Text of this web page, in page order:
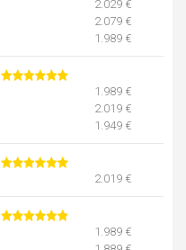
2.029 €
2.079 €
1.989 €
1.989 €
2.019 €
1.949 €
2.019 €
1.989 €